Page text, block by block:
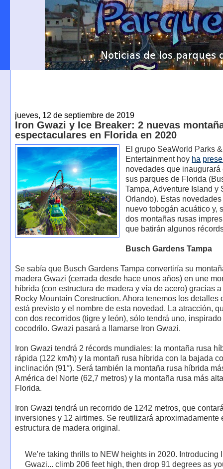
jueves, 12 de septiembre de 2019
Iron Gwazi y Ice Breaker: 2 nuevas
espectaculares en Florida en 2020
El grupo SeaWorld Parks &
Entertainment hoy ha
novedades que inaugurará
sus parques de Florida
Tampa, Adventure Island y
Orlando). Estas
nuevo tobogán acuático y,
dos montañas rusas
que batirán algunos
Busch Gardens Tampa
Se sabía que Busch Gardens Tampa convertiría su
madera Gwazi (cerrada desde hace unos años) en une
híbrida (con estructura de madera y vía de acero) gracias
Rocky Mountain Construction. Ahora tenemos los detalles
está previsto y el nombre de esta novedad. La atracción,
con dos recorridos (tigre y león), sólo tendrá uno,
cocodrilo. Gwazi pasará a llamarse Iron Gwazi.
Iron Gwazi tendrá 2 récords mundiales: la montaña rusa
rápida (122 km/h) y la montañ rusa híbrida con la bajada
inclinación (91°). Será también la montaña rusa híbrida
América del Norte (62,7 metros) y la montaña rusa más
Florida.
Iron Gwazi tendrá un recorrido de 1242 metros, que
inversiones y 12 airtimes. Se reutilizará aproximadamente
estructura de madera original.
We're taking thrills to NEW heights in 2020. Introducing
Gwazi... climb 206 feet high, then drop 91 degrees as